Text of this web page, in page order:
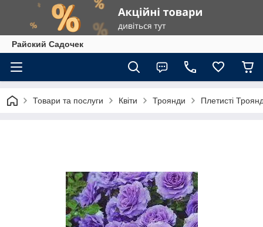
Райский Садочек
Товари та послуги Квіти Троянди Плетисті